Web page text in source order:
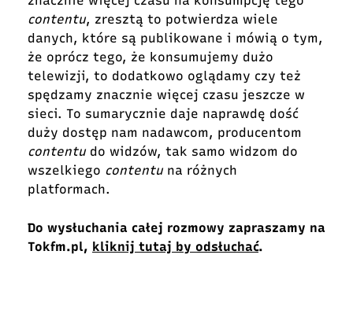
contentu, zresztą to potwierdza wiele
danych, które są publikowane i mówią o tym,
że oprócz tego, że konsumujemy dużo
telewizji, to dodatkowo oglądamy czy też
spędzamy znacznie więcej czasu jeszcze w
sieci. To sumarycznie daje naprawdę dość
duży dostęp nam nadawcom, producentom
contentu do widzów, tak samo widzom do
wszelkiego contentu na różnych
platformach.
Do wysłuchania całej rozmowy zapraszamy na
Tokfm.pl, kliknij tutaj by odsłuchać.